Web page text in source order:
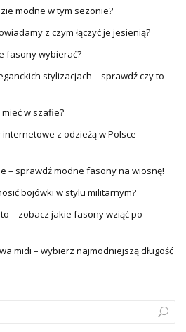
modne w tym sezonie?
z czym łączyć je jesienią?
fasony wybierać?
stylizacjach – sprawdź czy to
w szafie?
z odzieżą w Polsce –
– sprawdź modne fasony na wiosnę!
bojówki w stylu militarnym?
– zobacz jakie fasony wziąć po
midi – wybierz najmodniejszą długość